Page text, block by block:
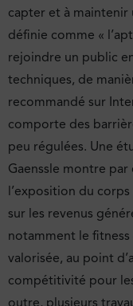
capter et à
définie comme «
rejoindre un public
techniques, de
recommandé sur
comporte des
peu régulées. Une
Gaenssle montre
l’exposition du
sur les revenus
notamment le
valorisée, au point
compétitivité pour